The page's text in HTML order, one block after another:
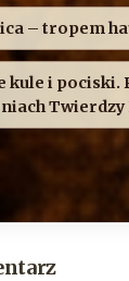
– tropem
kule i pociski.
Twierdzy